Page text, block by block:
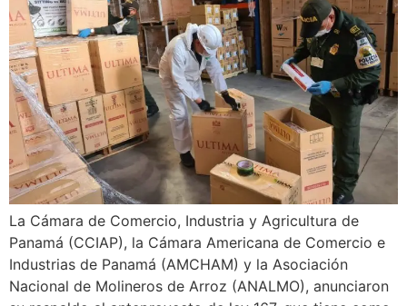
La Cámara de Comercio, Industria y Agricultura de
Panamá (CCIAP), la Cámara Americana de Comercio e
Industrias de Panamá (AMCHAM) y la Asociación
Nacional de Molineros de Arroz (ANALMO), anunciaron